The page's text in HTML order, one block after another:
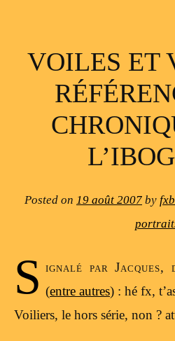
VOILES ET
Posted on 19 août 2007 by
S ignalé par Jacques,
(entre autres) : hé fx,
Voiliers, le hors série, non ?